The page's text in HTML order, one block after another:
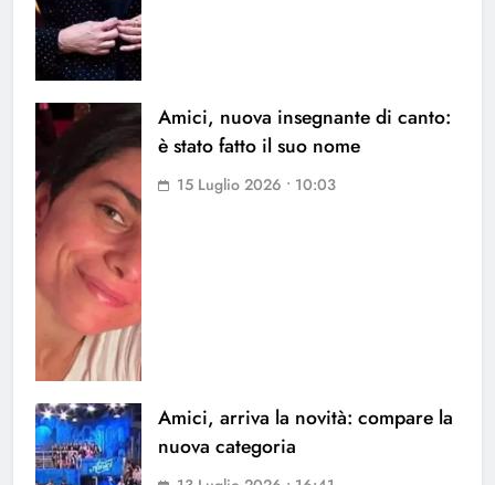
Amici, nuova insegnante di canto:
è stato fatto il suo nome
15 Luglio 2026 • 10:03
Amici, arriva la novità: compare la
nuova categoria